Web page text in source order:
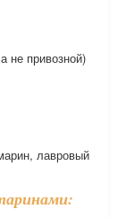
не привозной)
лавровый